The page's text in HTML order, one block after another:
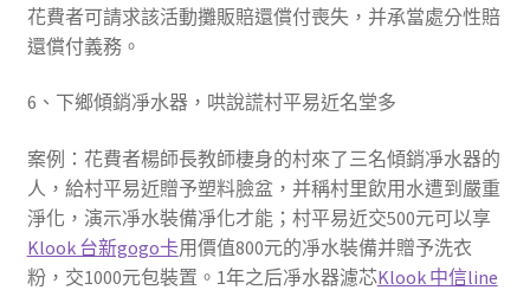
花費者可請求該活動攤販賠還償付喪失，并承當處分性賠
還償付義務。
6、下鄉傾銷凈水器，哄說謊村平易近名堂多
案例：花費者楊師長教師棲身的村來了三名傾銷凈水器的
人，給村平易近贈予塑料臉盆，并稱村里飲用水遭到嚴重
淨化，演示凈水裝備凈化才能；村平易近交500元可以享
Klook 台新gogo卡用價值800元的凈水裝備并贈予洗衣
粉，交1000元包裝置。1年之后凈水器濾芯Klook 中信line